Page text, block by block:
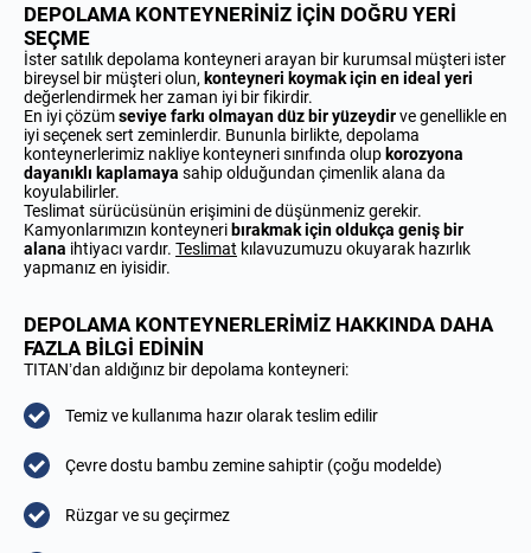
DEPOLAMA KONTEYNERİNİZ İÇİN DOĞRU YERİ
SEÇME
İster satılık depolama konteyneri arayan bir kurumsal müşteri ister
bireysel bir müşteri olun, konteyneri koymak için en ideal yeri
değerlendirmek her zaman iyi bir fikirdir.
En iyi çözümseviye farkı olmayan düz bir yüzeydirve genellikle en
iyi seçenek sert zeminlerdir. Bununla birlikte, depolama
konteynerlerimiz nakliye konteynerisınıfında olup korozyona
dayanıklı kaplamaya sahip olduğundan çimenlik alana da
koyulabilirler.
Teslimat sürücüsünün erişimini de düşünmeniz gerekir.
Kamyonlarımızın konteyneri bırakmak için oldukça geniş bir
alana ihtiyacı vardır. Teslimat kılavuzumuzu okuyarak hazırlık
yapmanız en iyisidir.
DEPOLAMA KONTEYNERLERİMİZ HAKKINDA DAHA
FAZLA BİLGİ EDİNİN
TITAN’dan aldığınız bir depolama konteyneri:
Temiz ve kullanıma hazır olarak teslim edilir
Çevre dostu bambu zemine sahiptir (çoğu modelde)
Rüzgar ve su geçirmez